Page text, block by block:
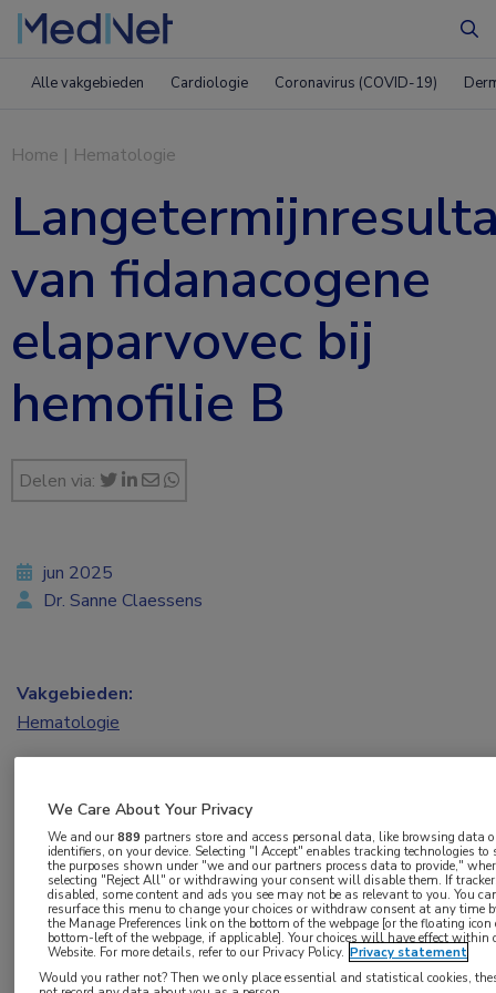
Alle vakgebieden Cardiologie Coronavirus (COVID-19)
Home | Hematologie
van fidanacogene
elaparvovec bij
hemofilie B
Delen via:
Eenmalige infusie van fidanacogene elaparvovec
jun 2025
Dr. Sanne Claessens
Vakgebieden:
Hematologie
Benigne hematologie
Tags:
factor IX,fidanacogene elaparvovec,gentherapie,hemofilie
We Care About Your Privacy
We and our889 partners store and access personal data, like browsing data
identifiers, on your device. Selecting "I Accept" enables tracking technologies to
the purposes shown under "we and our partners process data to provide,"
selecting "Reject All" or withdrawing your consent will disable them. If
disabled, some content and ads you see may not be as relevant to you. You
resurface this menu to change your choices or withdraw consent at any time
the Manage Preferences link on the bottom of the webpage [or the floating icon
bottom-left of the webpage, if applicable]. Your choices will have effect within
Website. For more details, refer to our Privacy Policy. Privacy statement
Would you rather not? Then we only place essential and statistical cookies,